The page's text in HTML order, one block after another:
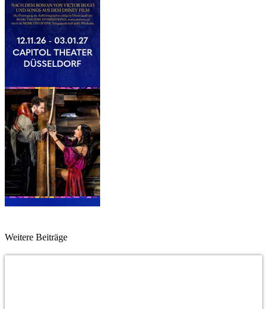
Weitere Beiträge